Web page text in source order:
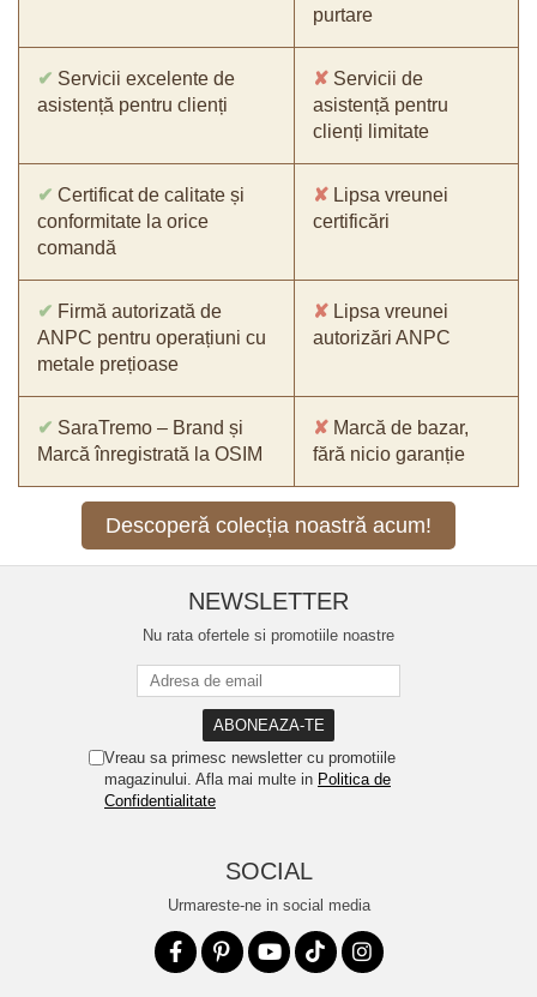
purtare
✔ Servicii excelente de
asistență pentru clienți
✘ Servicii de
asistență pentru
clienți limitate
✔ Certificat de calitate și
conformitate la orice
comandă
✘ Lipsa vreunei
certificări
✔ Firmă autorizată de
ANPC pentru operațiuni cu
metale prețioase
✘ Lipsa vreunei
autorizări ANPC
✔ SaraTremo – Brand și
Marcă înregistrată la OSIM
✘ Marcă de bazar,
fără nicio garanție
Descoperă colecția noastră acum!
NEWSLETTER
Nu rata ofertele si promotiile noastre
Vreau sa primesc newsletter cu promotiile
magazinului. Afla mai multe in Politica de
Confidentialitate
SOCIAL
Urmareste-ne in social media